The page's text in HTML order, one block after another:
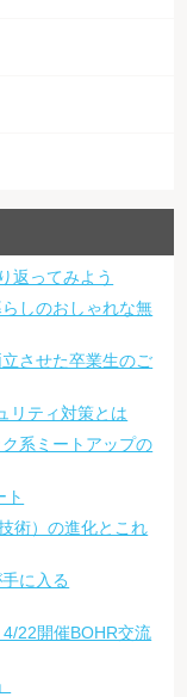
返ってみよう
しのおしゃれな無
させた卒業生のご
リティ対策とは
系ミートアップの
ト
術）の進化とこれ
に入る
22開催BOHR交流